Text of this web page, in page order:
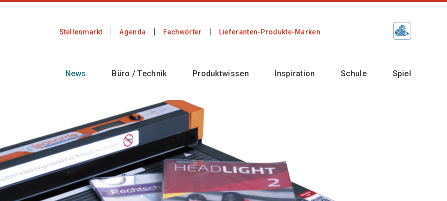
Stellenmarkt Agenda Fachwörter Lieferanten-Produkte-Marken
News Büro / Technik Produktwissen Inspiration Schule Spiel